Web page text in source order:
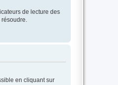
de lecture des
résoudre.
en cliquant sur